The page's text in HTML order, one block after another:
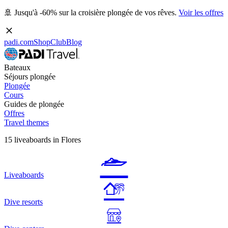
🚢 Jusqu'à -60% sur la croisière plongée de vos rêves. Voir les offres
padi.comShopClubBlog
Bateaux
Séjours plongée
Plongée
Cours
Guides de plongée
Offres
Travel themes
15 liveaboards in Flores
Liveaboards
Dive resorts